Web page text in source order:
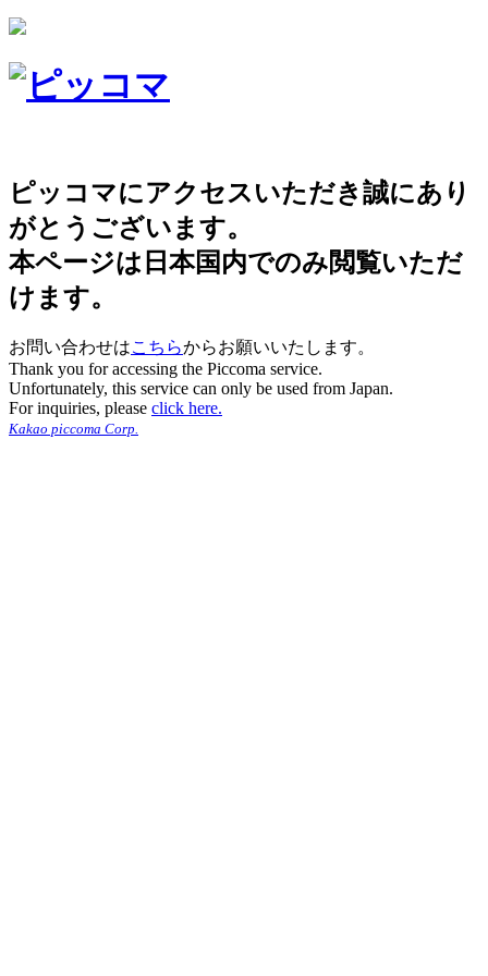
ピッコマにアクセスいただき誠にあり
がとうございます。
本ページは日本国内でのみ閲覧いただ
けます。
お問い合わせはこちらからお願いいたします。
Thank you for accessing the Piccoma service.
Unfortunately, this service can only be used from Japan.
For inquiries, please click here.
Kakao piccoma Corp.